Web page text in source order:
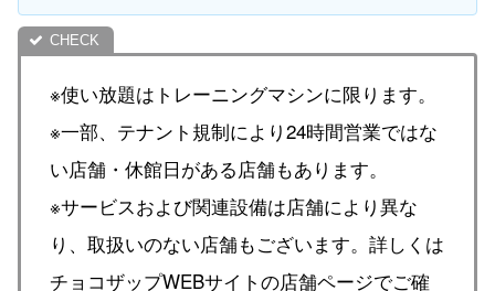
※使い放題はトレーニングマシンに限ります。
※一部、テナント規制により24時間営業ではな
い店舗・休館日がある店舗もあります。
※サービスおよび関連設備は店舗により異な
り、取扱いのない店舗もございます。詳しくは
チョコザップWEBサイトの店舗ページでご確